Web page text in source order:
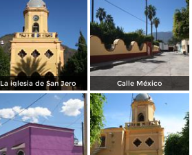
La iglesia de San Jero Calle México